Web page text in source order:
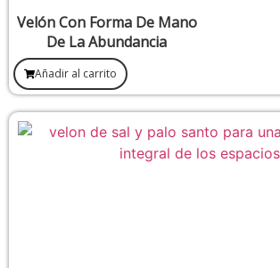
Velón Con Forma De Mano
De La Abundancia
Añadir al carrito